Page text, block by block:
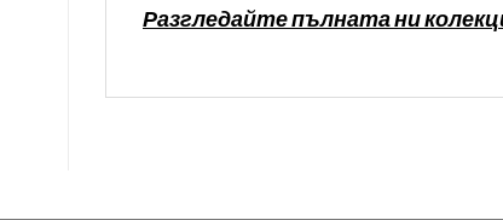
Разгледайте пълната ни